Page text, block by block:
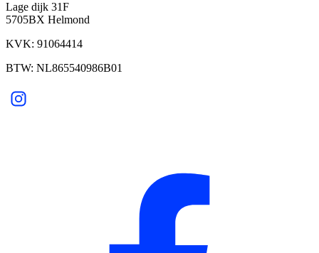
Lage dijk 31F
5705BX Helmond
KVK: 91064414
BTW: NL865540986B01